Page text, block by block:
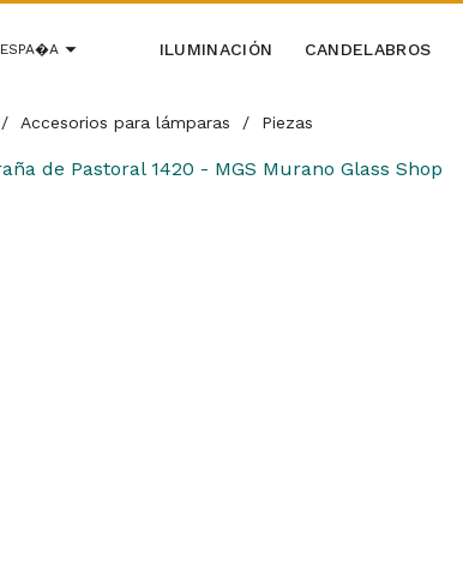
ESPA�A ILUMINACIÓN CANDELABROS
/ Accesorios para lámparas / Piezas